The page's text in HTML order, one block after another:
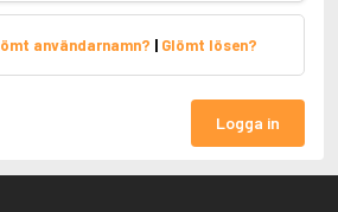
användarnamn? | Glömt lösen?
Logga in